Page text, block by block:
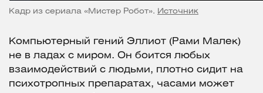
Кадр из сериала «Мистер Робот». Источник
Компьютерный гений Эллиот (Рами Малек)
не в ладах с миром. Он боится любых
взаимодействий с людьми, плотно сидит на
психотропных препаратах, часами может